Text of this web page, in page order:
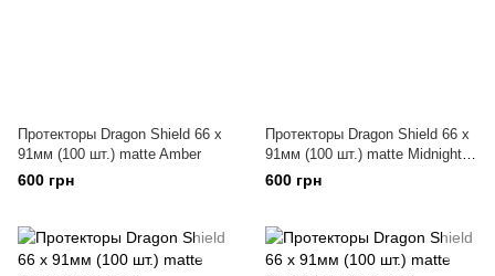
Протекторы Dragon Shield 66 x
91мм (100 шт.) matte Amber
600 грн
Протекторы Dragon Shield 66 x
91мм (100 шт.) matte Midnight
Blue
600 грн